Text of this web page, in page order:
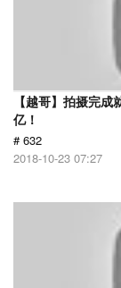
【越哥】拍摄完
亿！
# 632
2018-10-23 07:27